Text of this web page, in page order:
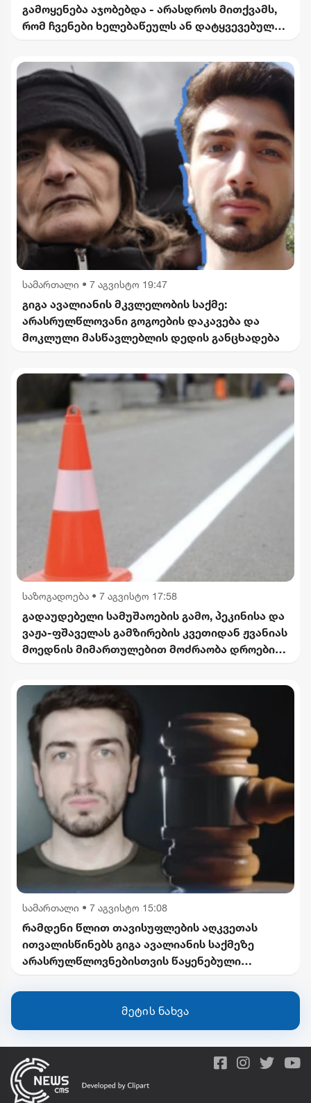
გამოყენება აჯობებდა - არასდროს მითქვამს,
რომ ჩვენები ხელებაწეულს ან დატყვევებულს
სამართალი • 7 აგვისტო 19:47
გიგა ავალიანის მკვლელობის საქმე:
არასრულწლოვანი გოგოების დაკავება და
მოკლული მასწავლებლის დედის განცხადება
საზოგადოება • 7 აგვისტო 17:58
გადაუდებელი სამუშაოების გამო, პეკინისა და
ვაჟა-ფშაველას გამზირების კვეთიდან ჟვანიას
მოედნის მიმართულებით მოძრაობა დროებით
სამართალი • 7 აგვისტო 15:08
რამდენი წლით თავისუფლების აღკვეთას
ითვალისწინებს გიგა ავალიანის საქმეზე
არასრულწლოვნებისთვის წაყენებული
მეტის ნახვა